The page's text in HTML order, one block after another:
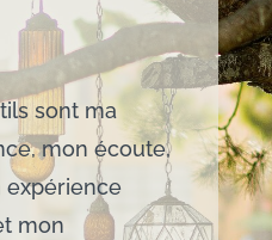
sont ma
mon écoute,
expérience
mon